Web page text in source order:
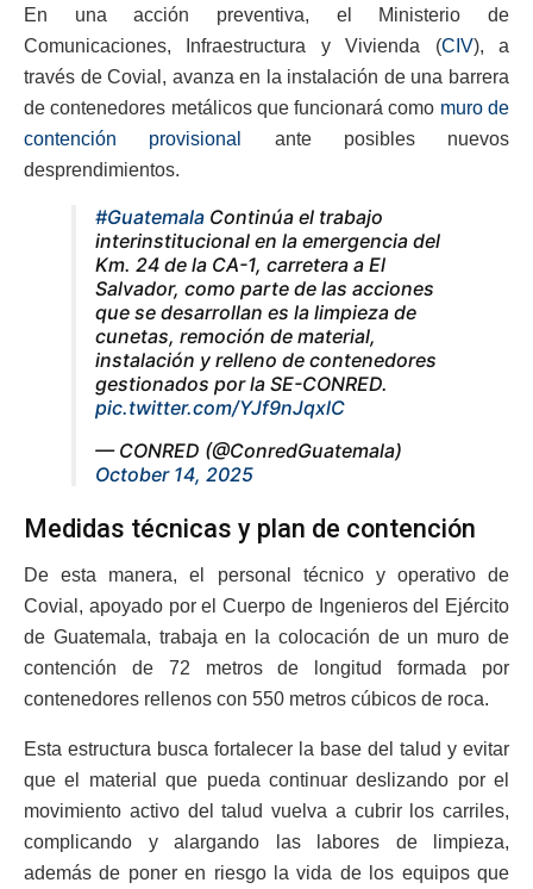
En una acción preventiva, el Ministerio de
Comunicaciones, Infraestructura y Vivienda (CIV), a
través de Covial, avanza en la instalación de una barrera
de contenedores metálicos que funcionará como muro de
contención provisional
ante posibles nuevos
desprendimientos.
#Guatemala Continúa el trabajo
interinstitucional en la emergencia del
Km. 24 de la CA-1, carretera a El
Salvador, como parte de las acciones
que se desarrollan es la limpieza de
cunetas, remoción de material,
instalación y relleno de contenedores
gestionados por la SE-CONRED.
pic.twitter.com/YJf9nJqxlC
— CONRED (@ConredGuatemala)
October 14, 2025
Medidas técnicas y plan de contención
De esta manera, el personal técnico y operativo de
Covial, apoyado por el Cuerpo de Ingenieros del Ejército
de Guatemala, trabaja en la colocación de un muro de
contención de 72 metros de longitud formada por
contenedores rellenos con 550 metros cúbicos de roca.
Esta estructura busca fortalecer la base del talud y evitar
que el material que pueda continuar deslizando por el
movimiento activo del talud vuelva a cubrir los carriles,
complicando y alargando las labores de limpieza,
además de poner en riesgo la vida de los equipos que